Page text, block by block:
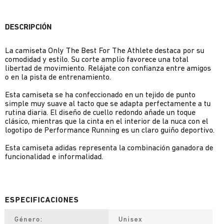
DESCRIPCIÓN
La camiseta Only The Best For The Athlete destaca por su
comodidad y estilo. Su corte amplio favorece una total
libertad de movimiento. Relájate con confianza entre amigos
o en la pista de entrenamiento.
Esta camiseta se ha confeccionado en un tejido de punto
simple muy suave al tacto que se adapta perfectamente a tu
rutina diaria. El diseño de cuello redondo añade un toque
clásico, mientras que la cinta en el interior de la nuca con el
logotipo de Performance Running es un claro guiño deportivo.
Esta camiseta adidas representa la combinación ganadora de
funcionalidad e informalidad.
Género Unisex